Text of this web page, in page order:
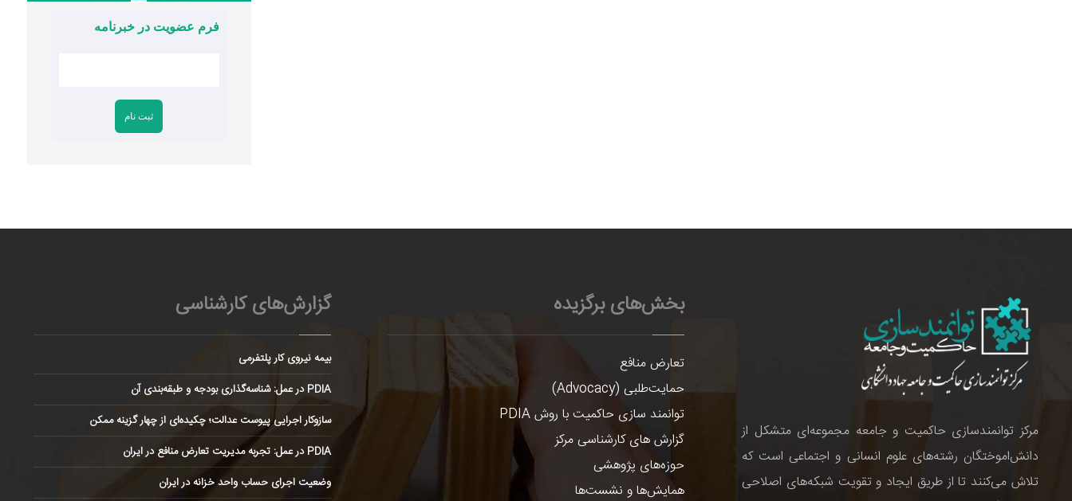
فرم عضویت در خبرنامه
مرکز توانمندسازی حاکمیت و جامعه مجموعه‌ای متشکل از
دانش‌اموختگان رشته‌های علوم انسانی و اجتماعی است که
تلاش می‌کنند تا از طریق ایجاد و تقویت شبکه‌های اصلاحی
بخش‌های برگزیده
تعارض منافع
حمایت‌طلبی (Advocacy)
توانمند سازی حاکمیت با روش PDIA
گزارش های کارشناسی مرکز
حوزه‌های پژوهشی
همایش‌ها و نشست‌ها
گزارش‌های کارشناسی
بیمه نیروی کار پلتفرمی
PDIA در عمل: شناسه‌گذاری بودجه و طبقه‌بندی آن
سازوکار اجرایی پیوست عدالت؛ چکیده‌ای از چهار گزینه ممکن
PDIA در عمل: تجربه مدیریت تعارض منافع در ایران
وضعیت اجرای حساب واحد خزانه در ایران